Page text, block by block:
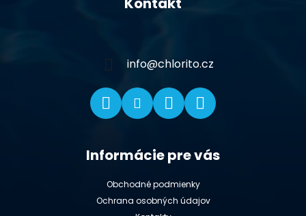
info@chlorito.cz
Informácie pre vás
Obchodné podmienky
Ochrana osobných údajov